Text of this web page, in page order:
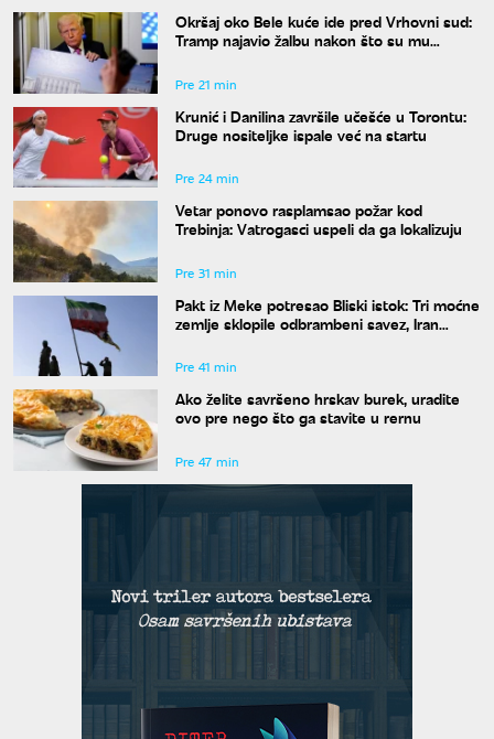
Okršaj oko Bele kuće ide pred Vrhovni sud:
Tramp najavio žalbu nakon što su mu
Pre 21 min
Krunić i Danilina završile učešće u Torontu:
Druge nositeljke ispale već na startu
Pre 24 min
Vetar ponovo rasplamsao požar kod
Trebinja: Vatrogasci uspeli da ga lokalizuju
Pre 31 min
Pakt iz Meke potresao Bliski istok: Tri moćne
zemlje sklopile odbrambeni savez, Iran
Pre 41 min
Ako želite savršeno hrskav burek, uradite
ovo pre nego što ga stavite u rernu
Pre 47 min